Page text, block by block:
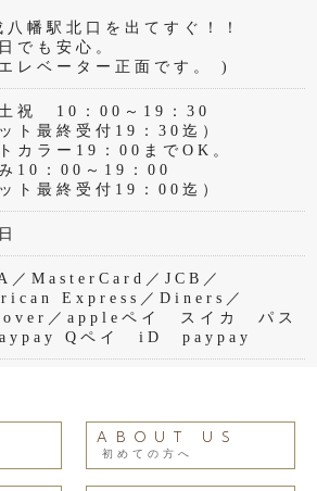
八幡駅北口を出てすぐ！！
でも安心。
レベーター正面です。 )
祝 10：00～19：30
ット最終受付19：30迄）
カラー19：00までOK。
10：00～19：00
ット最終受付19：00迄）
／MasterCard／JCB／
Express／Diners／
／appleペイ スイカ パス
Qペイ iD paypay
ABOUT US
初めての方へ